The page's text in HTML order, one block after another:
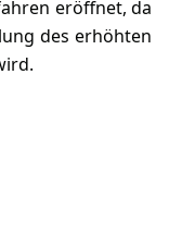
eröffnet, da
des erhöhten